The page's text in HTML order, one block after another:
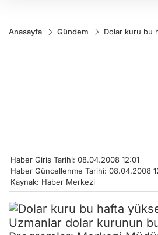
Anasayfa Gündem Dolar kuru bu
Haber Giriş Tarihi: 08.04.2008 12:01
Haber Güncellenme Tarihi: 08.04.2008
Kaynak: Haber Merkezi
Uzmanlar dolar kurunun